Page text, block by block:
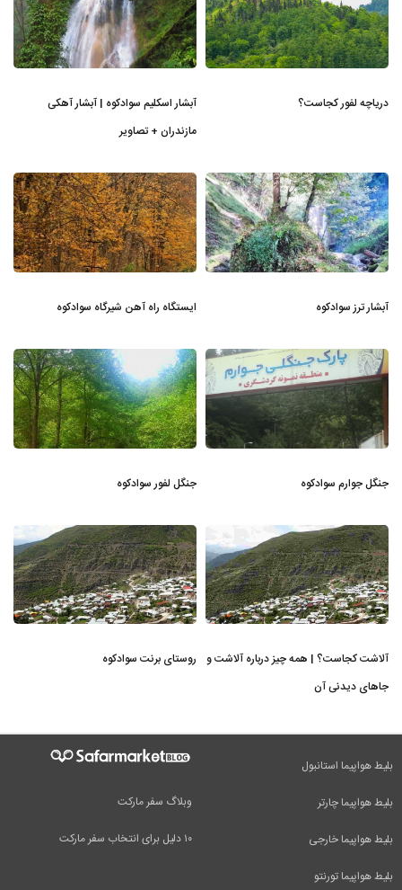
دریاچه لفور کجاست؟
آبشار اسکلیم سوادکوه | آبشار آهکی
مازندران + تصاویر
آبشار ترز سوادکوه ایستگاه راه آهن شیرگاه سوادکوه
جنگل جوارم سوادکوه جنگل لفور سوادکوه
آلاشت کجاست؟ | همه چیز درباره آلاشت و
جاهای دیدنی آن
روستای برنت سوادکوه
وبلاگ سفر مارکت
۱۰ دلیل برای انتخاب سفر مارکت
بلیط هواپیما استانبول
بلیط هواپیما چارتر
بلیط هواپیما خارجی
بلیط هواپیما تورنتو